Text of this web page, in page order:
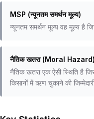
MSP (न्यूनतम समर्थन मूल्य)
न्यूनतम समर्थन मूल्य वह मूल्य है
नैतिक खतरा (Moral Hazard)
नैतिक खतरा एक ऐसी स्थिति है
किसानों में ऋण चुकाने की